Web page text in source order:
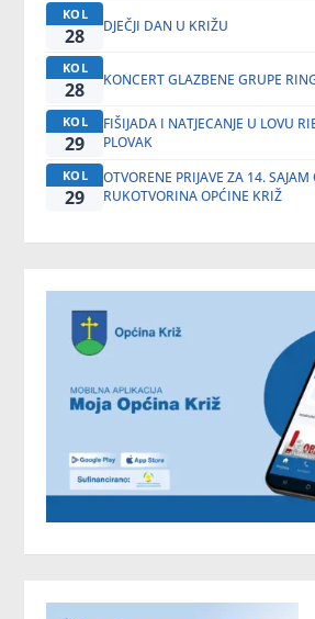
KOL
28 DJEČJI DAN U KRIŽU
KOL
28 KONCERT GLAZBENE GRUPE
KOL
29
FIŠIJADA I NATJECANJE U LOVU
PLOVAK
KOL
29
OTVORENE PRIJAVE ZA 14. SAJAM
RUKOTVORINA OPĆINE KRIŽ